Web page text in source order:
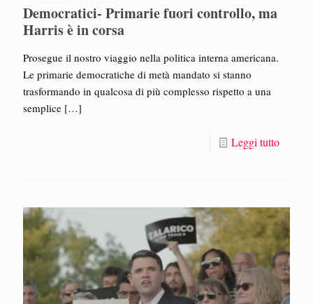
Democratici- Primarie fuori controllo, ma
Harris è in corsa
Prosegue il nostro viaggio nella politica interna americana.
Le primarie democratiche di metà mandato si stanno
trasformando in qualcosa di più complesso rispetto a una
semplice […]
Leggi tutto